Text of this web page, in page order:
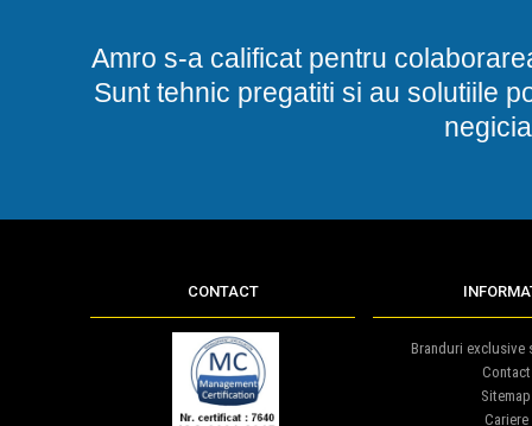
Amro s-a calificat pentru
Sunt tehnic pregatiti si au solutiile
CONTACT
Branduri exclusive
Contact
Sitemap
Cariere